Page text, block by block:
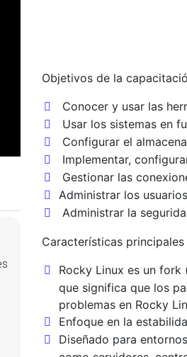
Objetivos de la
Conocer y usar las
Usar los sistemas en
Configurar el
Implementar,
Gestionar las
Administrar los
Administrar la
Características
Rocky Linux es un
que significa que los
problemas en Rocky
Enfoque en la
Diseñado para